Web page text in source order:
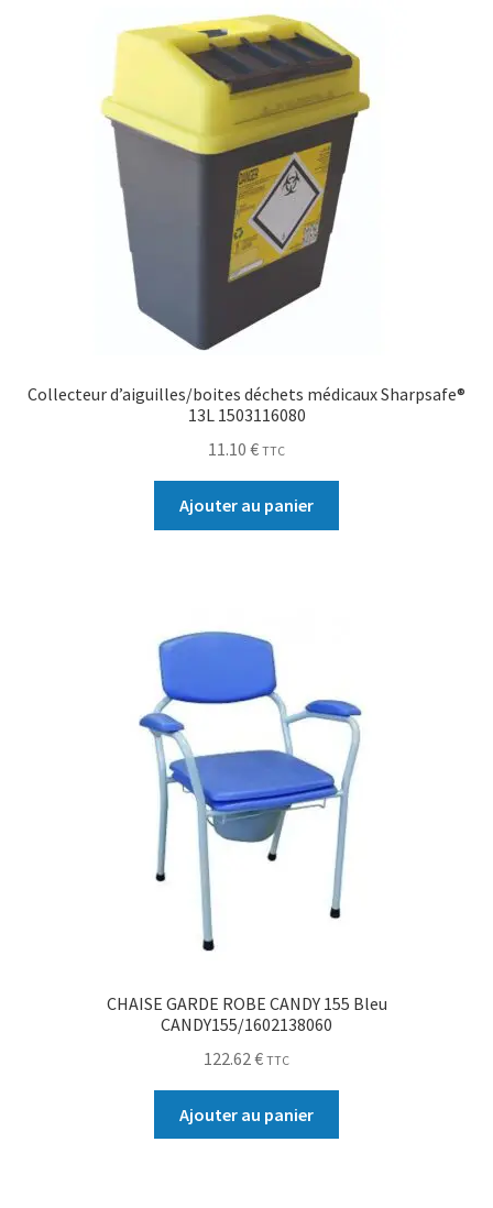
Collecteur d’aiguilles/boites déchets médicaux Sharpsafe®
13L 1503116080
11.10 € TTC
Ajouter au panier
CHAISE GARDE ROBE CANDY 155 Bleu
CANDY155/1602138060
122.62 € TTC
Ajouter au panier